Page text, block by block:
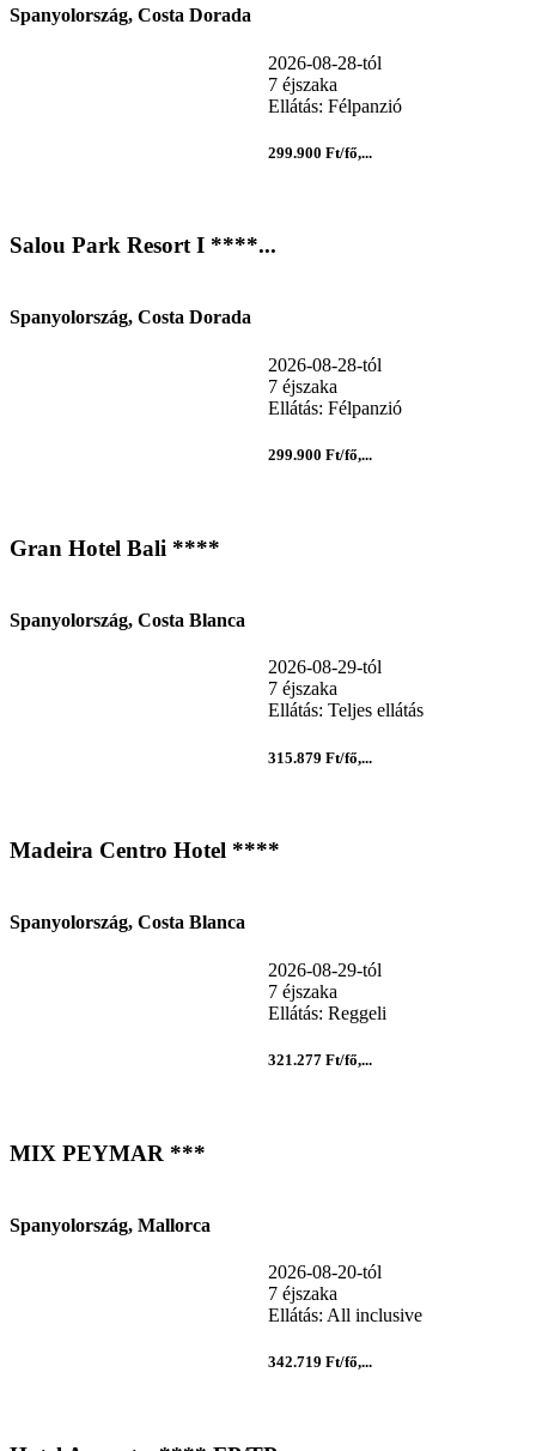
Spanyolország, Costa Dorada
2026-08-28-tól
7 éjszaka
Ellátás: Félpanzió
299.900 Ft/fő,...
Salou Park Resort I ****...
Spanyolország, Costa Dorada
2026-08-28-tól
7 éjszaka
Ellátás: Félpanzió
299.900 Ft/fő,...
Gran Hotel Bali ****
Spanyolország, Costa Blanca
2026-08-29-tól
7 éjszaka
Ellátás: Teljes ellátás
315.879 Ft/fő,...
Madeira Centro Hotel ****
Spanyolország, Costa Blanca
2026-08-29-tól
7 éjszaka
Ellátás: Reggeli
321.277 Ft/fő,...
MIX PEYMAR ***
Spanyolország, Mallorca
2026-08-20-tól
7 éjszaka
Ellátás: All inclusive
342.719 Ft/fő,...